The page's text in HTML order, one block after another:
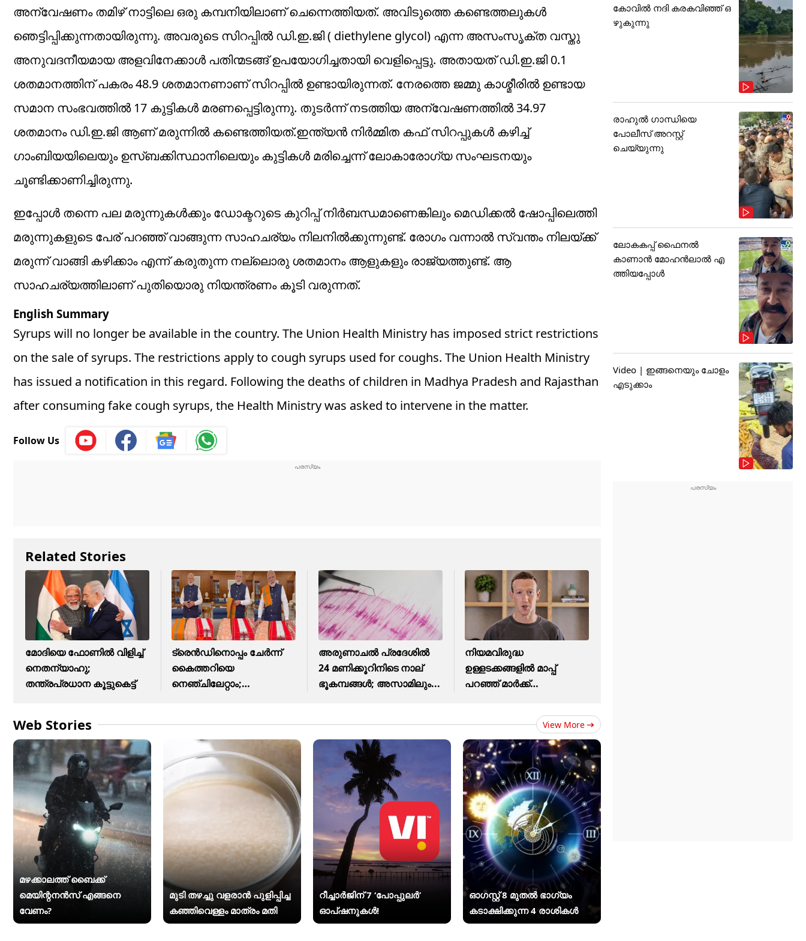
അന്വേഷണം തമിഴ് നാട്ടിലെ ഒരു കമ്പനിയിലാണ് ചെന്നെത്തിയത്. അവിടുത്തെ കണ്ടെത്തലുകള്‍
ഞെട്ടിപ്പിക്കുന്നതായിരുന്നു. അവരുടെ സിറപ്പില്‍ ഡി.ഇ.ജി ( diethylene glycol) എന്ന അസംസൃക്ത വസ്തു
അനുവദനീയമായ അളവിനേക്കാള്‍ പതിന്മടങ്ങ് ഉപയോഗിച്ചതായി വെളിപ്പെട്ടു. അതായത് ഡി.ഇ.ജി 0.1
ശതമാനത്തിന് പകരം 48.9 ശതമാനണാണ് സിറപ്പില്‍ ഉണ്ടായിരുന്നത്. നേരത്തെ ജമ്മു കാശ്മീരില്‍ ഉണ്ടായ
സമാന സംഭവത്തില്‍ 17 കുട്ടികള്‍ മരണപ്പെട്ടിരുന്നു. തുടര്‍ന്ന് നടത്തിയ അന്വേഷണത്തില്‍ 34.97
ശതമാനം ഡി.ഇ.ജി ആണ് മരുന്നില്‍ കണ്ടെത്തിയത്.ഇന്ത്യന്‍ നിര്‍മ്മിത കഫ് സിറപ്പുകള്‍ കഴിച്ച്
ഗാംബിയയിലെയും ഉസ്ബക്കിസ്ഥാനിലെയും കുട്ടികള്‍ മരിച്ചെന്ന് ലോകാരോഗ്യ സംഘടനയും
ചൂണ്ടിക്കാണിച്ചിരുന്നു.
ഇപ്പോള്‍ തന്നെ പല മരുന്നുകള്‍ക്കും ഡോക്ടറുടെ കുറിപ്പ് നിര്‍ബന്ധമാണെങ്കിലും മെഡിക്കല്‍ ഷോപ്പിലെത്തി
മരുന്നുകളുടെ പേര് പറഞ്ഞ് വാങ്ങുന്ന സാഹചര്യം നിലനില്‍ക്കുന്നുണ്ട്. രോഗം വന്നാല്‍ സ്വന്തം നിലയ്ക്ക്
മരുന്ന് വാങ്ങി കഴിക്കാം എന്ന് കരുതുന്ന നല്ലൊരു ശതമാനം ആളുകളും രാജ്യത്തുണ്ട്. ആ
സാഹചര്യത്തിലാണ് പുതിയൊരു നിയന്ത്രണം കൂടി വരുന്നത്.
English Summary
Syrups will no longer be available in the country. The Union Health Ministry has imposed strict restrictions
on the sale of syrups. The restrictions apply to cough syrups used for coughs. The Union Health Ministry
has issued a notification in this regard. Following the deaths of children in Madhya Pradesh and Rajasthan
after consuming fake cough syrups, the Health Ministry was asked to intervene in the matter.
Follow Us
Related Stories
മോദിയെ ഫോണിൽ വിളിച്ച്
നെതന്യാഹു;
തന്ത്രപ്രധാന കൂട്ടുകെട്ട്
ട്രെന്‍ഡിനൊപ്പം ചേര്‍ന്ന്
കൈത്തറിയെ
നെഞ്ചിലേറ്റാം;
അരുണാചൽ പ്രദേശിൽ
24 മണിക്കൂറിനിടെ നാല്
ഭൂകമ്പങ്ങൾ; അസാമിലും...
നിയമവിരുദ്ധ
ഉള്ളടക്കങ്ങളിൽ മാപ്പ്
പറഞ്ഞ് മാർക്ക്
Web Stories View More
മഴക്കാലത്ത് ബൈക്ക്
മെയിന്റനൻസ് എങ്ങനെ
വേണം?
മുടി തഴച്ചു വളരാൻ പുളിപ്പിച്ച
കഞ്ഞിവെള്ളം മാത്രം മതി
റീച്ചാർജിന് 7 ‘പോപ്പുലർ’
ഓപ്ഷനുകൾ!
ഓഗസ്റ്റ് 8 മുതൽ ഭാഗ്യം
കടാക്ഷിക്കുന്ന 4 രാശികൾ
കോവിൽ നദി കരകവിഞ്ഞ് ഒ
ഴുകുന്നു
രാഹുൽ ഗാന്ധിയെ
പോലീസ് അറസ്റ്റ്
ചെയ്യുന്നു
ലോകകപ്പ് ഫൈനൽ
കാണാൻ മോഹൻലാൽ എ
ത്തിയപ്പോൾ
Video | ഇങ്ങനെയും ചോളം
എടുക്കാം